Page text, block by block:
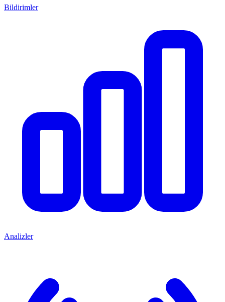
Bildirimler
Analizler